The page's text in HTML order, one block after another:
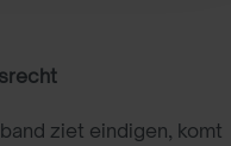
ziet eindigen, komt